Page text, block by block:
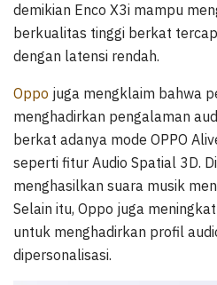
demikian Enco X3i mampu
berkualitas tinggi berkat
dengan latensi rendah.
Oppo juga mengklaim bahwa
menghadirkan pengalaman
berkat adanya mode OPPO
seperti fitur Audio Spatial 3D.
menghasilkan suara musik
Selain itu, Oppo juga
untuk menghadirkan profil
dipersonalisasi.